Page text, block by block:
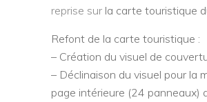
reprise sur la carte touristique
Refont de la carte touristique :
– Création du visuel de
– Déclinaison du visuel pour la
page intérieure (24 panneaux)